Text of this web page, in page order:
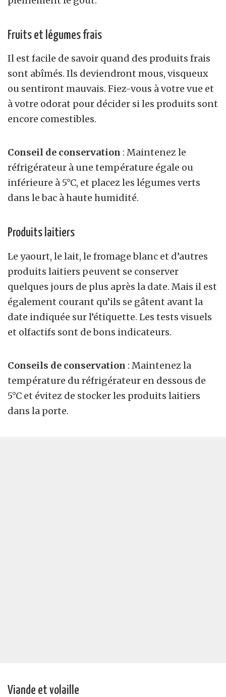
Fruits et légumes frais
Il est facile de savoir quand des produits frais
sont abîmés. Ils deviendront mous, visqueux
ou sentiront mauvais. Fiez-vous à votre vue et
à votre odorat pour décider si les produits sont
encore comestibles.
Conseil de conservation : Maintenez le
réfrigérateur à une température égale ou
inférieure à 5°C, et placez les légumes verts
dans le bac à haute humidité.
Produits laitiers
Le yaourt, le lait, le fromage blanc et d’autres
produits laitiers peuvent se conserver
quelques jours de plus après la date. Mais il est
également courant qu’ils se gâtent avant la
date indiquée sur l’étiquette. Les tests visuels
et olfactifs sont de bons indicateurs.
Conseils de conservation : Maintenez la
température du réfrigérateur en dessous de
5°C et évitez de stocker les produits laitiers
dans la porte.
Viande et volaille